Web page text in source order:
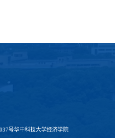
号华中科技大学经济学院